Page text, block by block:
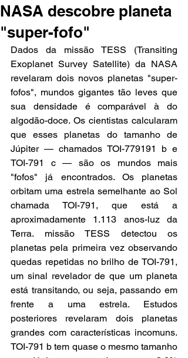
NASA descobre planeta
"super-fofo"
Dados da missão TESS (Transiting
Exoplanet Survey Satellite) da NASA
revelaram dois novos planetas "super-
fofos", mundos gigantes tão leves que
sua densidade é comparável à do
algodão-doce. Os cientistas calcularam
que esses planetas do tamanho de
Júpiter — chamados TOI-779191 b e
TOI-791 c — são os mundos mais
"fofos" já encontrados. Os planetas
orbitam uma estrela semelhante ao Sol
chamada TOI-791, que está a
aproximadamente 1.113 anos-luz da
Terra. missão TESS detectou os
planetas pela primeira vez observando
quedas repetidas no brilho de TOI-791,
um sinal revelador de que um planeta
está transitando, ou seja, passando em
frente a uma estrela. Estudos
posteriores revelaram dois planetas
grandes com características incomuns.
TOI-791 b tem quase o mesmo tamanho